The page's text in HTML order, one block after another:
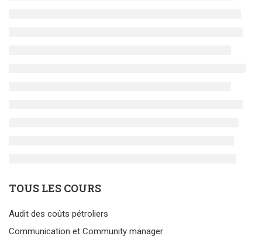
TOUS LES COURS
Audit des coûts pétroliers
Communication et Community manager